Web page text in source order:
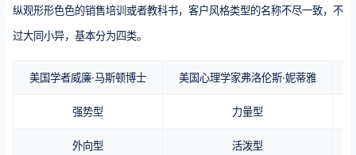
纵观形形色色的销售培训或者教科书，客户风格类型的名称不尽一致，不
过大同小异，基本分为四类。
美国学者威廉·马斯顿博士 美国心理学家弗洛伦斯·妮蒂雅
强势型 力量型
外向型 活泼型